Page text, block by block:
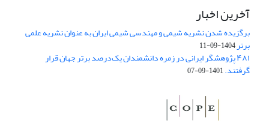
آخرین اخبار
برگزیده شدن نشریه شیمی و مهندسی شیمی ایران به عنوان نشریه علمی
برتر1404-09-11
۴۸۱ پژوهشگر ایرانی در زمره دانشمندان یک‌درصد برتر جهان قرار
گرفتند.1401-09-07